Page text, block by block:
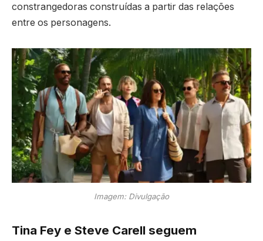
constrangedoras construídas a partir das relações
entre os personagens.
Imagem: Divulgação
Tina Fey e Steve Carell seguem